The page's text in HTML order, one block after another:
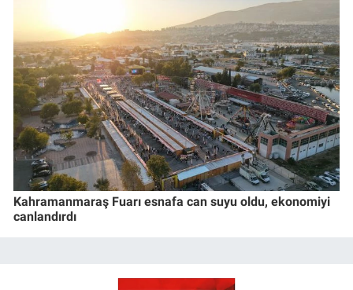
Kahramanmaraş Fuarı esnafa can suyu oldu, ekonomiyi
canlandırdı